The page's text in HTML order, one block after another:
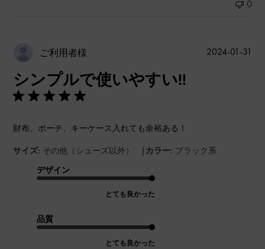
0
ご利用者様
シンプルで使いやすい!!
財布、ポーチ、キーケース入れても余裕ある！
サイズ: その他（シューズ以外） | カラー: ブラック系
デザイン
とても良かった
品質
とても良かった
2024-01-31